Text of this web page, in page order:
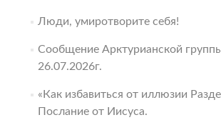
Люди, умиротворите себя!
Сообщение Арктурианской
26.07.2026г.
«Как избавиться от иллюзии
Послание от Иисуса.